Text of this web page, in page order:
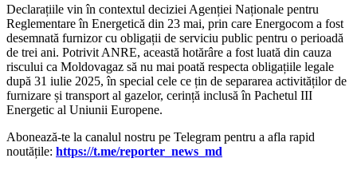
Declarațiile vin în contextul deciziei Agenției Naționale pentru
Reglementare în Energetică din 23 mai, prin care Energocom a fost
desemnată furnizor cu obligații de serviciu public pentru o perioadă
de trei ani. Potrivit ANRE, această hotărâre a fost luată din cauza
riscului ca Moldovagaz să nu mai poată respecta obligațiile legale
după 31 iulie 2025, în special cele ce țin de separarea activităților de
furnizare și transport al gazelor, cerință inclusă în Pachetul III
Energetic al Uniunii Europene.
‍Abonează-te la canalul nostru pe Telegram pentru a afla rapid
noutățile: https://t.me/reporter_news_md